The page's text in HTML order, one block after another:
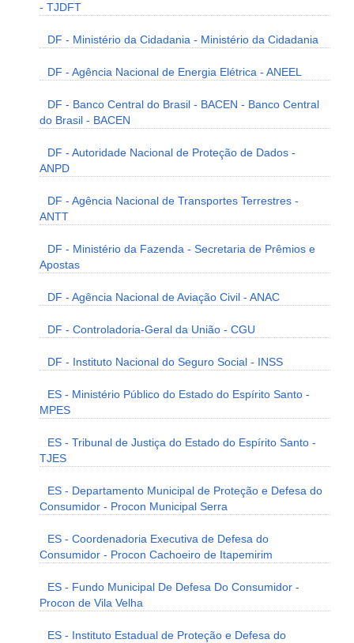
- TJDFT
DF - Ministério da Cidadania - Ministério da Cidadania
DF - Agência Nacional de Energia Elétrica - ANEEL
DF - Banco Central do Brasil - BACEN - Banco Central
do Brasil - BACEN
DF - Autoridade Nacional de Proteção de Dados -
ANPD
DF - Agência Nacional de Transportes Terrestres -
ANTT
DF - Ministério da Fazenda - Secretaria de Prêmios e
Apostas
DF - Agência Nacional de Aviação Civil - ANAC
DF - Controladoria-Geral da União - CGU
DF - Instituto Nacional do Seguro Social - INSS
ES - Ministério Público do Estado do Espírito Santo -
MPES
ES - Tribunal de Justiça do Estado do Espírito Santo -
TJES
ES - Departamento Municipal de Proteção e Defesa do
Consumidor - Procon Municipal Serra
ES - Coordenadoria Executiva de Defesa do
Consumidor - Procon Cachoeiro de Itapemirim
ES - Fundo Municipal De Defesa Do Consumidor -
Procon de Vila Velha
ES - Instituto Estadual de Proteção e Defesa do